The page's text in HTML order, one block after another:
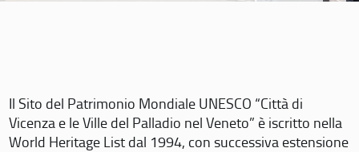
Il Sito del Patrimonio Mondiale UNESCO “Città di
Vicenza e le Ville del Palladio nel Veneto” è iscritto nella
World Heritage List dal 1994, con successiva estensione